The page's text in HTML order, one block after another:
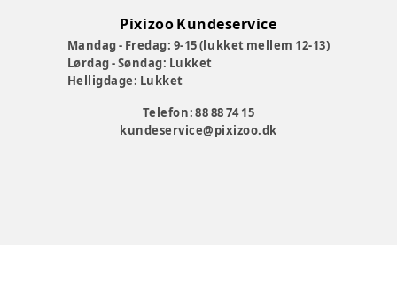
Pixizoo Kundeservice
Mandag - Fredag: 9-15 (lukket mellem 12-13)
Lørdag - Søndag: Lukket
Helligdage: Lukket
Telefon: 88 88 74 15
kundeservice@pixizoo.dk